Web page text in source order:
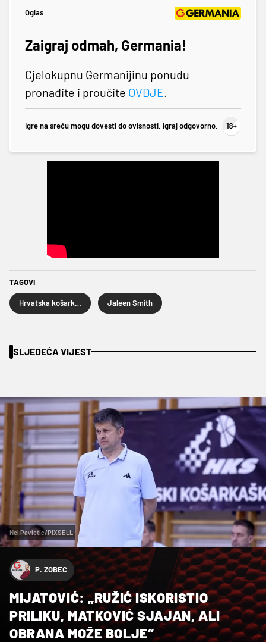
Oglas
Zaigraj odmah, Germania!
Cjelokupnu Germanijinu ponudu
pronađite i proučite OVDJE.
Igre na sreću mogu dovesti do ovisnosti. Igraj odgovorno.
TAGOVI
Jaleen Smith
SLJEDEĆA VIJEST
Nel Pavletic/PIXSELL
P. ZOBEC
MIJATOVIĆ: „RUŽIĆ ISKORISTIO
PRILIKU, MATKOVIĆ SJAJAN, ALI
OBRANA MOŽE BOLJE“